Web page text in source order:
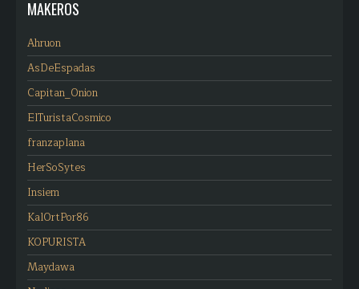
MAKEROS
Ahruon
AsDeEspadas
Capitan_Onion
ElTuristaCosmico
franzaplana
HerSoSytes
Insiem
KalOrtPor86
KOPURISTA
Maydawa